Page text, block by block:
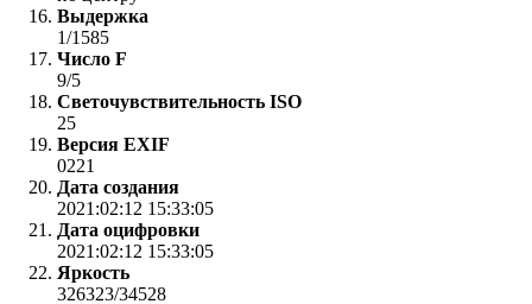
Выдержка
1/1585
Число F
9/5
Светочувствительность ISO
25
Версия EXIF
0221
Дата создания
2021:02:12 15:33:05
Дата оцифровки
2021:02:12 15:33:05
Яркость
326323/34528